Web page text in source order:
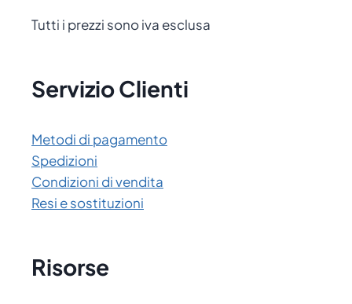
Tutti i prezzi sono iva esclusa
Servizio Clienti
Metodi di pagamento
Spedizioni
Condizioni di vendita
Resi e sostituzioni
Risorse